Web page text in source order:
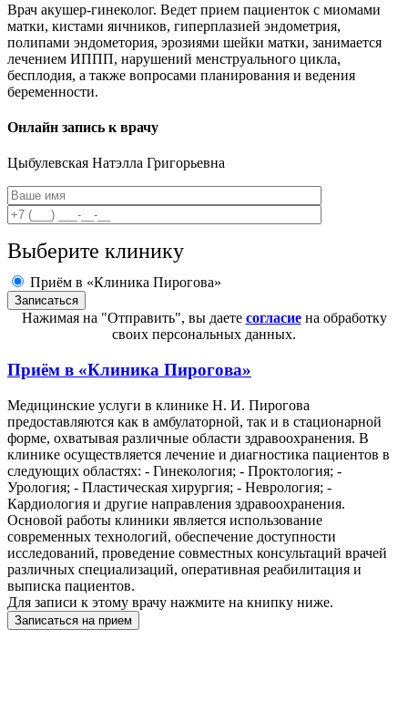
Врач акушер-гинеколог. Ведет прием пациенток с миомами
матки, кистами яичников, гиперплазией эндометрия,
полипами эндометория, эрозиями шейки матки, занимается
лечением ИППП, нарушений менструального цикла,
бесплодия, а также вопросами планирования и ведения
беременности.
Онлайн запись к врачу
Цыбулевская Натэлла Григорьевна
Выберите клинику
Приём в «Клиника Пирогова»
Нажимая на "Отправить", вы даете согласиена обработку
своих персональных данных.
Приём в «Клиника Пирогова»
Медицинские услуги в клинике Н. И. Пирогова
предоставляются как в амбулаторной, так и в стационарной
форме, охватывая различные области здравоохранения. В
клинике осуществляется лечение и диагностика пациентов в
следующих областях: - Гинекология; - Проктология; -
Урология; - Пластическая хирургия; - Неврология; -
Кардиология и другие направления здравоохранения.
Основой работы клиники является использование
современных технологий, обеспечение доступности
исследований, проведение совместных консультаций врачей
различных специализаций, оперативная реабилитация и
выписка пациентов.
Для записи к этому врачу нажмите на книпку ниже.
Записаться на прием